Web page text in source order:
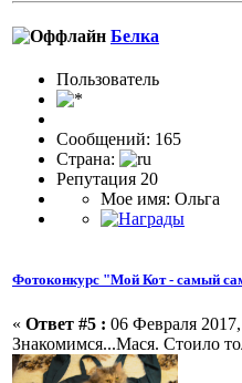
Белка
Пользовaтeль
Сообщений: 165
Страна:
Репутация 20
Мое имя: Ольга
Фотоконкурс "Мой Кот - самый
« Ответ #5 : 06 Февраля
Знакомимся...Мася. Стоило